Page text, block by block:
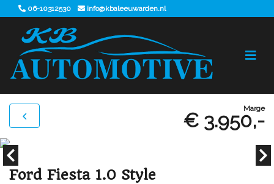
06-10312530 info@kbaleeuwarden.nl
Marge
€ 3.950,-
Ford Fiesta 1.0 Style